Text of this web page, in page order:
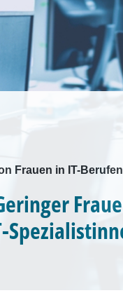
Frauen in IT-Berufen